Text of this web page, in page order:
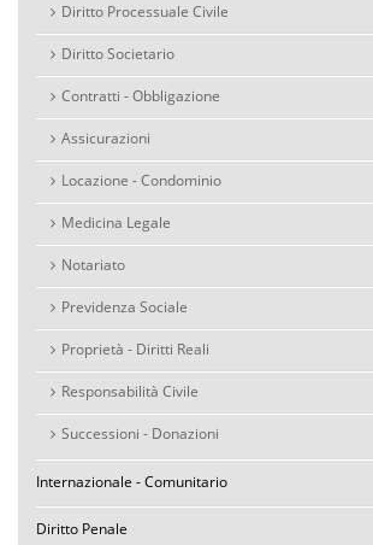
Diritto Processuale Civile
Diritto Societario
Contratti - Obbligazione
Assicurazioni
Locazione - Condominio
Medicina Legale
Notariato
Previdenza Sociale
Proprietà - Diritti Reali
Responsabilità Civile
Successioni - Donazioni
Internazionale - Comunitario
Diritto Penale